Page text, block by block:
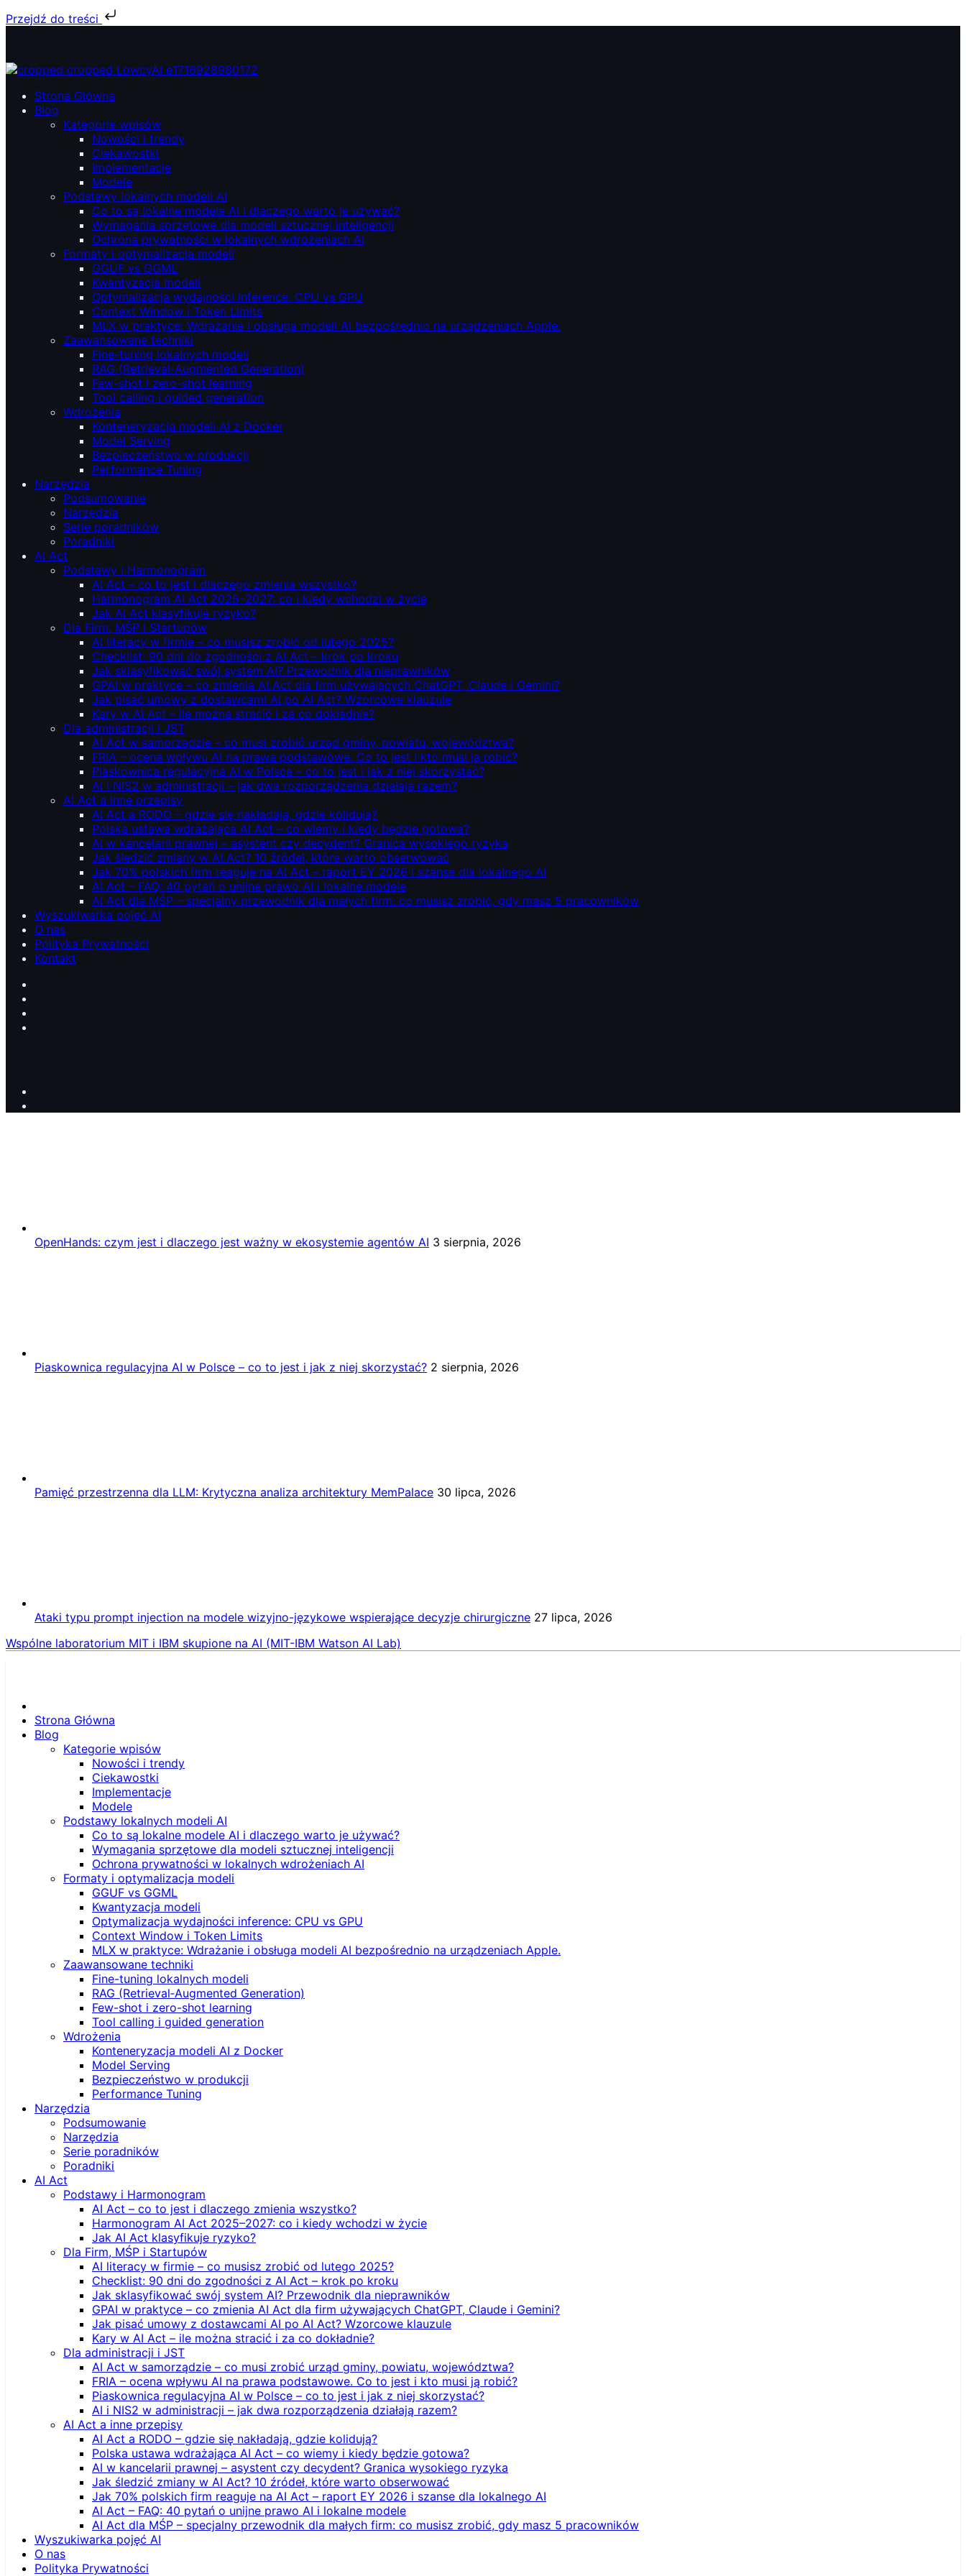
Przejdź do treści
treści
ŁowcyAI – Lokalne modele AI, prywatność i niezależność.
ŁowcyAI – Lokalne modele AI, prywatność i niezależność.
Strona Główna
Blog
Kategorie wpisów
Nowości i trendy
Ciekawostki
Implementacje
Modele
Podstawy lokalnych modeli AI
Co to są lokalne modele AI i dlaczego warto je używać?
Wymagania sprzętowe dla modeli sztucznej inteligencji
Ochrona prywatności w lokalnych wdrożeniach AI
Formaty i optymalizacja modeli
GGUF vs GGML
Kwantyzacja modeli
Optymalizacja wydajności inference: CPU vs GPU
Context Window i Token Limits
MLX w praktyce: Wdrażanie i obsługa modeli AI bezpośrednio na urządzeniach Apple.
Zaawansowane techniki
Fine-tuning lokalnych modeli
RAG (Retrieval‑Augmented Generation)
Few-shot i zero-shot learning
Tool calling i guided generation
Wdrożenia
Konteneryzacja modeli AI z Docker
Model Serving
Bezpieczeństwo w produkcji
Performance Tuning
Narzędzia
Podsumowanie
Narzędzia
Serie poradników
Poradniki
AI Act
Podstawy i Harmonogram
AI Act – co to jest i dlaczego zmienia wszystko?
Harmonogram AI Act 2025–2027: co i kiedy wchodzi w życie
Jak AI Act klasyfikuje ryzyko?
Dla Firm, MŚP i Startupów
AI literacy w firmie – co musisz zrobić od lutego 2025?
Checklist: 90 dni do zgodności z AI Act – krok po kroku
Jak sklasyfikować swój system AI? Przewodnik dla nieprawników
GPAI w praktyce – co zmienia AI Act dla firm używających ChatGPT, Claude i Gemini?
Jak pisać umowy z dostawcami AI po AI Act? Wzorcowe klauzule
Kary w AI Act – ile można stracić i za co dokładnie?
Dla administracji i JST
AI Act w samorządzie – co musi zrobić urząd gminy, powiatu, województwa?
FRIA – ocena wpływu AI na prawa podstawowe. Co to jest i kto musi ją robić?
Piaskownica regulacyjna AI w Polsce – co to jest i jak z niej skorzystać?
AI i NIS2 w administracji – jak dwa rozporządzenia działają razem?
AI Act a inne przepisy
AI Act a RODO – gdzie się nakładają, gdzie kolidują?
Polska ustawa wdrażająca AI Act – co wiemy i kiedy będzie gotowa?
AI w kancelarii prawnej – asystent czy decydent? Granica wysokiego ryzyka
Jak śledzić zmiany w AI Act? 10 źródeł, które warto obserwować
Jak 70% polskich firm reaguje na AI Act – raport EY 2026 i szanse dla lokalnego AI
AI Act – FAQ: 40 pytań o unijne prawo AI i lokalne modele
AI Act dla MŚP – specjalny przewodnik dla małych firm: co musisz zrobić, gdy masz 5 pracowników
Wyszukiwarka pojęć AI
O nas
Polityka Prywatności
Kontakt
OpenHands: czym jest i dlaczego jest ważny w ekosystemie agentów AI 3 sierpnia, 2026
Piaskownica regulacyjna AI w Polsce – co to jest i jak z niej skorzystać? 2 sierpnia, 2026
Pamięć przestrzenna dla LLM: Krytyczna analiza architektury MemPalace 30 lipca, 2026
Ataki typu prompt injection na modele wizyjno-językowe wspierające decyzje chirurgiczne 27 lipca, 2026
Wspólne laboratorium MIT i IBM skupione na AI (MIT-IBM Watson AI Lab)
Strona Główna
Blog
Kategorie wpisów
Nowości i trendy
Ciekawostki
Implementacje
Modele
Podstawy lokalnych modeli AI
Co to są lokalne modele AI i dlaczego warto je używać?
Wymagania sprzętowe dla modeli sztucznej inteligencji
Ochrona prywatności w lokalnych wdrożeniach AI
Formaty i optymalizacja modeli
GGUF vs GGML
Kwantyzacja modeli
Optymalizacja wydajności inference: CPU vs GPU
Context Window i Token Limits
MLX w praktyce: Wdrażanie i obsługa modeli AI bezpośrednio na urządzeniach Apple.
Zaawansowane techniki
Fine-tuning lokalnych modeli
RAG (Retrieval‑Augmented Generation)
Few-shot i zero-shot learning
Tool calling i guided generation
Wdrożenia
Konteneryzacja modeli AI z Docker
Model Serving
Bezpieczeństwo w produkcji
Performance Tuning
Narzędzia
Podsumowanie
Narzędzia
Serie poradników
Poradniki
AI Act
Podstawy i Harmonogram
AI Act – co to jest i dlaczego zmienia wszystko?
Harmonogram AI Act 2025–2027: co i kiedy wchodzi w życie
Jak AI Act klasyfikuje ryzyko?
Dla Firm, MŚP i Startupów
AI literacy w firmie – co musisz zrobić od lutego 2025?
Checklist: 90 dni do zgodności z AI Act – krok po kroku
Jak sklasyfikować swój system AI? Przewodnik dla nieprawników
GPAI w praktyce – co zmienia AI Act dla firm używających ChatGPT, Claude i Gemini?
Jak pisać umowy z dostawcami AI po AI Act? Wzorcowe klauzule
Kary w AI Act – ile można stracić i za co dokładnie?
Dla administracji i JST
AI Act w samorządzie – co musi zrobić urząd gminy, powiatu, województwa?
FRIA – ocena wpływu AI na prawa podstawowe. Co to jest i kto musi ją robić?
Piaskownica regulacyjna AI w Polsce – co to jest i jak z niej skorzystać?
AI i NIS2 w administracji – jak dwa rozporządzenia działają razem?
AI Act a inne przepisy
AI Act a RODO – gdzie się nakładają, gdzie kolidują?
Polska ustawa wdrażająca AI Act – co wiemy i kiedy będzie gotowa?
AI w kancelarii prawnej – asystent czy decydent? Granica wysokiego ryzyka
Jak śledzić zmiany w AI Act? 10 źródeł, które warto obserwować
Jak 70% polskich firm reaguje na AI Act – raport EY 2026 i szanse dla lokalnego AI
AI Act – FAQ: 40 pytań o unijne prawo AI i lokalne modele
AI Act dla MŚP – specjalny przewodnik dla małych firm: co musisz zrobić, gdy masz 5 pracowników
Wyszukiwarka pojęć AI
O nas
Polityka Prywatności